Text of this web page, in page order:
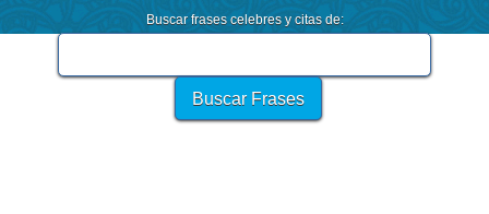
Buscar frases celebres y citas de: